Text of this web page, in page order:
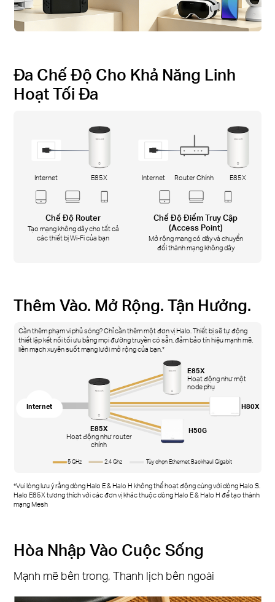
Đa Chế Độ Cho Khả Năng Linh
Hoạt Tối Đa
Internet E85X Internet Router Chính E85X
Chế Độ Router
Tạo mạng không dây cho tất cả
các thiết bị Wi-Fi của bạn
Chế Độ Điểm Truy Cập
(Access Point)
Mở rộng mạng có dây và chuyển
đổi thành mạng không dây
Thêm Vào. Mở Rộng. Tận Hưởng.
Cần thêm phạm vi phủ sóng? Chỉ cần thêm một đơn vị Halo. Thiết bị sẽ tự động
thiết lập kết nối tối ưu bằng mọi đường truyền có sẵn, đảm bảo tín hiệu mạnh mẽ,
liền mạch xuyên suốt mạng lưới mở rộng của bạn.*
Internet
E85X
Hoạt động như router
chính
E85X
Hoạt động như một
node phụ
H50G
H80X
5 GHz 2.4 Ghz Tùy chọn Ethernet Backhaul Gigabit
*Vui lòng lưu ý rằng dòng Halo E & Halo H không thể hoạt động cùng với dòng Halo S.
Halo E85X tương thích với các đơn vị khác thuộc dòng Halo E & Halo H để tạo thành
mạng Mesh
Hòa Nhập Vào Cuộc Sống
Mạnh mẽ bên trong, Thanh lịch bên ngoài